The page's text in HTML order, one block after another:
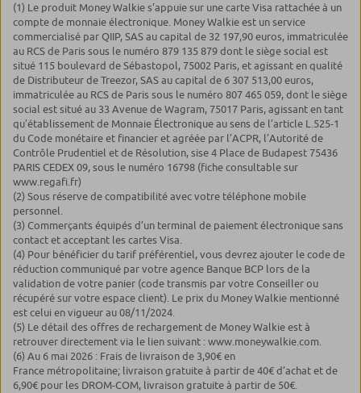
(1) Le produit Money Walkie s’appuie sur une carte Visa rattachée à un
compte de monnaie électronique. Money Walkie est un service
commercialisé par QIIP, SAS au capital de 32 197,90 euros, immatriculée
au RCS de Paris sous le numéro 879 135 879 dont le siège social est
situé 115 boulevard de Sébastopol, 75002 Paris, et agissant en qualité
de Distributeur de Treezor, SAS au capital de 6 307 513,00 euros,
immatriculée au RCS de Paris sous le numéro 807 465 059, dont le siège
social est situé au 33 Avenue de Wagram, 75017 Paris, agissant en tant
qu’établissement de Monnaie Électronique au sens de l’article L.525-1
du Code monétaire et financier et agréée par l’ACPR, l’Autorité de
Contrôle Prudentiel et de Résolution, sise 4 Place de Budapest 75436
PARIS CEDEX 09, sous le numéro 16798 (fiche consultable sur
www.regafi.fr)
(2) Sous réserve de compatibilité avec votre téléphone mobile
personnel.
(3) Commerçants équipés d’un terminal de paiement électronique sans
contact et acceptant les cartes Visa.
(4) Pour bénéficier du tarif préférentiel, vous devrez ajouter le code de
réduction communiqué par votre agence Banque BCP lors de la
validation de votre panier (code transmis par votre Conseiller ou
récupéré sur votre espace client). Le prix du Money Walkie mentionné
est celui en vigueur au 08/11/2024.
(5) Le détail des offres de rechargement de Money Walkie est à
retrouver directement via le lien suivant : www.moneywalkie.com.
(6) Au 6 mai 2026 : Frais de livraison de 3,90€ en
France métropolitaine; livraison gratuite à partir de 40€ d’achat et de
6,90€ pour les DROM-COM, livraison gratuite à partir de 50€.